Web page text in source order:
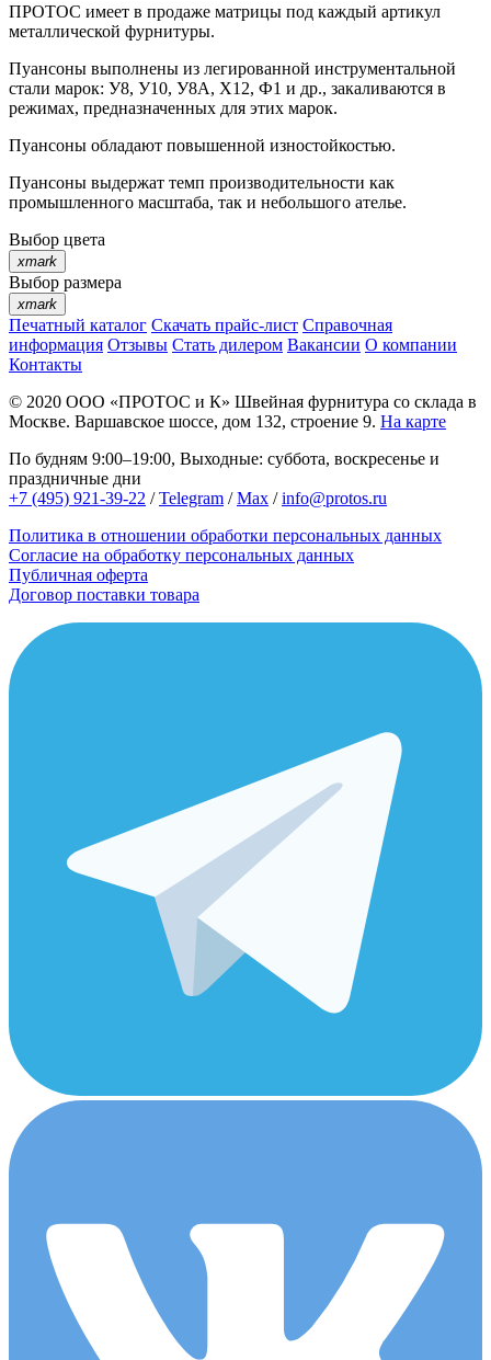
ПРОТОС имеет в продаже матрицы под каждый артикул
металлической фурнитуры.
Пуансоны выполнены из легированной инструментальной
стали марок: У8, У10, У8А, Х12, Ф1 и др., закаливаются в
режимах, предназначенных для этих марок.
Пуансоны обладают повышенной изностойкостью.
Пуансоны выдержат темп производительности как
промышленного масштаба, так и небольшого ателье.
Выбор цвета
xmark
Выбор размера
xmark
Печатный каталог Скачать прайс-лист Справочная
информация Отзывы Стать дилером Вакансии О компании
Контакты
© 2020 ООО «ПРОТОС и К» Швейная фурнитура со склада в
Москве. Варшавское шоссе, дом 132, строение 9. На карте
По будням 9:00–19:00, Выходные: суббота, воскресенье и
праздничные дни
+7 (495) 921-39-22 /Telegram /Max /info@protos.ru
Политика в отношении обработки персональных данных
Согласие на обработку персональных данных
Публичная оферта
Договор поставки товара